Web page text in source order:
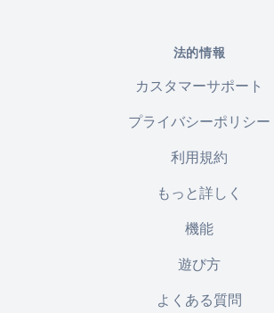
法的情報
カスタマーサポート
プライバシーポリシー
利用規約
もっと詳しく
機能
遊び方
よくある質問